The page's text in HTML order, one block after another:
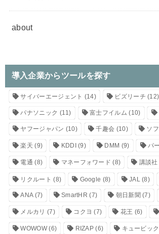
about
導入企業からツールを探す
サイバーエージェント (14) ビズリーチ (12)
パナソニック (11) 富士フイルム (10)
ヤフージャパン (10) 千趣会 (10) ソ
楽天 (9) KDDI (9) DMM (9) パ
電通 (8) マネーフォワード (8) 講談社
リクルート (8) Google (8) JAL (8)
ANA(7) SmartHR (7) 朝日新聞 (7)
メルカリ (7) コクヨ (7) 花王 (6)
WOWOW(6) RIZAP (6) キュービック